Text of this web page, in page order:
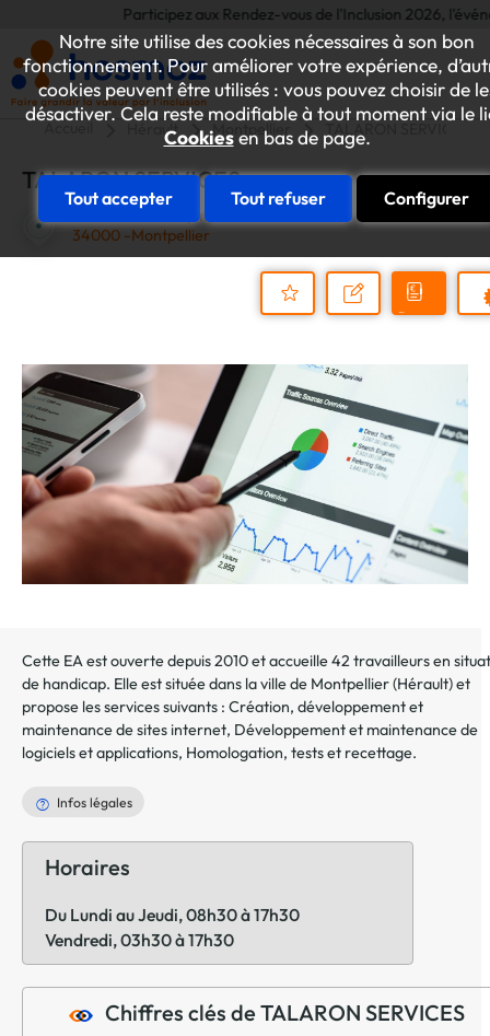
Notre site utilise des cookies nécessaires à son bon
fonctionnement. Pour améliorer votre expérience,
cookies peuvent être utilisés : vous pouvez choisir de
désactiver. Cela reste modifiable à tout moment via le
Cookiesen bas de page.
Tout accepter Tout refuser Configurer
Participez aux Rendez-vous de l'Inclusion 2026,
Accueil Hérault Montpellier
TALARON SERVICES
501 rue Denis Papin
34000 -Montpellier
dossier
Nous
Demander
Cette EA est ouverte depuis 2010 et accueille 42 travailleurs en
de handicap. Elle est située dans la ville de Montpellier(Hérault) et
propose les services suivants : Création, développement et
maintenance de sites internet, Développement et maintenance de
logiciels et applications, Homologation, tests et recettage.
Infos légales
Horaires
Du Lundi au Jeudi, 08h30 à 17h30
Vendredi, 03h30 à 17h30
Chiffres clés de TALARON SERVICES